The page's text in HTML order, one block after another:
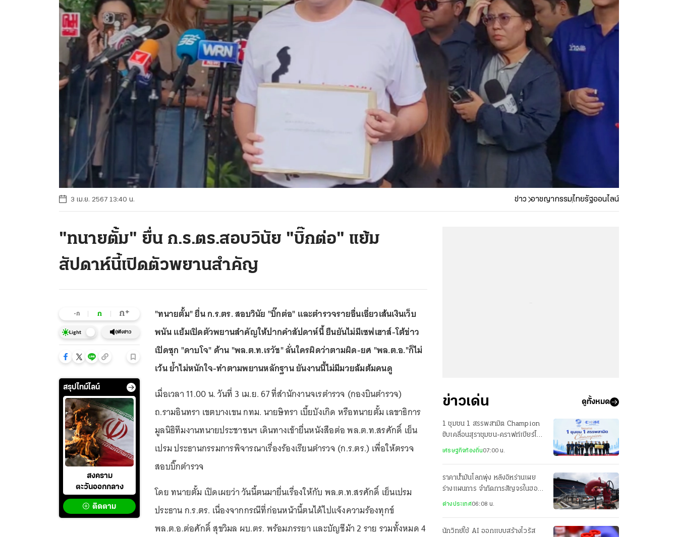
3 เม.ย. 2567 13:40 น. ข่าว อาชญากรรมไทยรัฐออนไลน์
"ทนายตั้ม" ยื่น ก.ร.ตร.สอบวินัย "บิ๊กต่อ" แย้ม
สัปดาห์นี้เปิดตัวพยานสำคัญ
-ก ก ก+
Light ฟังข่าว
สรุปไทม์ไลน์
สงคราม
ตะวันออกกลาง
ติดตาม
"ทนายตั้ม" ยื่น ก.ร.ตร. สอบวินัย "บิ๊กต่อ" และตำรวจรายอื่นเอี่ยวเส้นเงินเว็บ
พนัน แย้มเปิดตัวพยานสำคัญให้ปากคำสัปดาห์นี้ ยืนยันไม่มีเซฟเฮาส์-โต้ข่าว
เปิดซุก "ดาบโจ" ด้าน "พล.ต.ท.เรวัช" ลั่นใครผิดว่าตามผิด-ยศ "พล.ต.อ."ก็ไม่
เว้น ย้ำไม่หนักใจ-ทำตามพยานหลักฐาน ยันงานนี้ไม่มีมวยล้มต้มคนดู
เมื่อเวลา 11.00 น. วันที่ 3 เม.ย. 67 ที่สำนักงานจเรตำรวจ (กองบินตำรวจ)
ถ.รามอินทรา เขตบางเขน กทม. นายษิทรา เบี้ยบังเกิด หรือทนายตั้ม เลขาธิการ
มูลนิธิทีมงานทนายประชาชนฯ เดินทางเข้ายื่นหนังสือต่อ พล.ต.ท.สรศักดิ์ เย็น
เปรม ประธานกรรมการพิจารณาเรื่องร้องเรียนตำรวจ (ก.ร.ตร.) เพื่อให้ตรวจ
สอบบิ๊กตำรวจ
โดย ทนายตั้ม เปิดเผยว่า วันนี้ตนมายื่นเรื่องให้กับ พล.ต.ท.สรศักดิ์ เย็นเปรม
ประธาน ก.ร.ตร. เนื่องจากกรณีที่ก่อนหน้านี้ตนได้ไปแจ้งความร้องทุกข์
พล.ต.อ.ต่อศักดิ์ สุขวิมล ผบ.ตร. พร้อมภรรยา และบัญชีม้า 2 ราย รวมทั้งหมด 4
ข่าวเด่น ดูทั้งหมด
1 ชุมชน 1 สรรพสามิต Champion
ขับเคลื่อนสุราชุมชน-คราฟท์เบียร์ไทย
สู่ความยั่งยืน
เศรษฐกิจท้องถิ่น07:00 น.
ราคาน้ำมันโลกพุ่ง หลังอิหร่านเผย
ร่างแผนการ จำกัดการสัญจรในฮอร์
มุซ
ต่างประเทศ06:08 น.
นักวิทย์ใช้ AI ออกแบบสร้างไวรัส